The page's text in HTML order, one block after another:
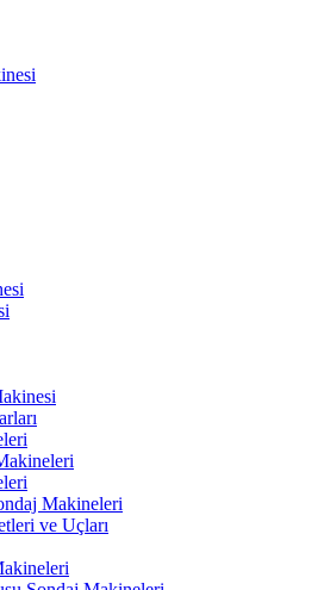
Makineleri
ve Uçları